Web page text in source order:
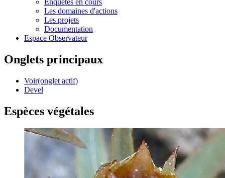
Les domaines d'actions
Les projets
Documentation
Espace Observateur
Onglets principaux
Voir(onglet actif)
Devel
Espèces végétales